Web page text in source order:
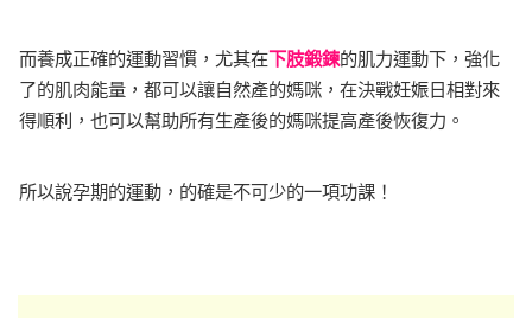
而養成正確的運動習慣，尤其在下肢鍛鍊的肌力運動下，強化
了的肌肉能量，都可以讓自然產的媽咪，在決戰妊娠日相對來
得順利，也可以幫助所有生產後的媽咪提高產後恢復力。
所以說孕期的運動，的確是不可少的一項功課！